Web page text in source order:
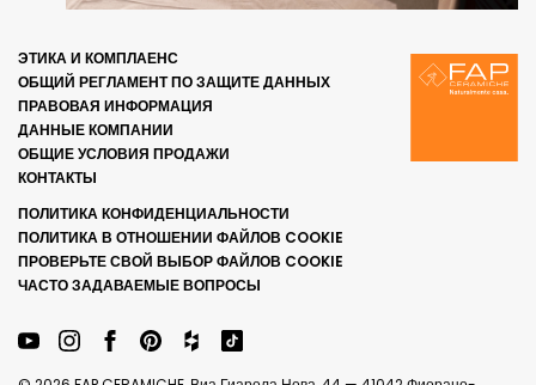
ЭТИКА И КОМПЛАЕНС
ОБЩИЙ РЕГЛАМЕНТ ПО ЗАЩИТЕ ДАННЫХ
ПРАВОВАЯ ИНФОРМАЦИЯ
ДАННЫЕ КОМПАНИИ
ОБЩИЕ УСЛОВИЯ ПРОДАЖИ
КОНТАКТЫ
ПОЛИТИКА КОНФИДЕНЦИАЛЬНОСТИ
ПОЛИТИКА В ОТНОШЕНИИ ФАЙЛОВ COOKIE
ПРОВЕРЬТЕ СВОЙ ВЫБОР ФАЙЛОВ COOKIE
ЧАСТО ЗАДАВАЕМЫЕ ВОПРОСЫ